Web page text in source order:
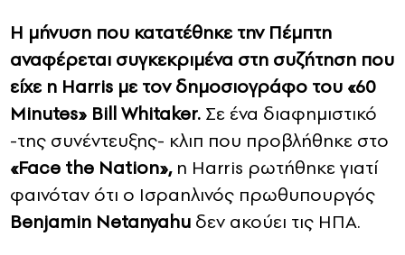
Η μήνυση που κατατέθηκε την Πέμπτη
αναφέρεται συγκεκριμένα στη συζήτηση που
είχε η Harris με τον δημοσιογράφο του «60
Minutes» Bill Whitaker. Σε ένα διαφημιστικό
-της συνέντευξης- κλιπ που προβλήθηκε στο
«Face the Nation»,η Harris ρωτήθηκε γιατί
φαινόταν ότι ο Ισραηλινός πρωθυπουργός
Benjamin Netanyahu δεν ακούει τις ΗΠΑ.